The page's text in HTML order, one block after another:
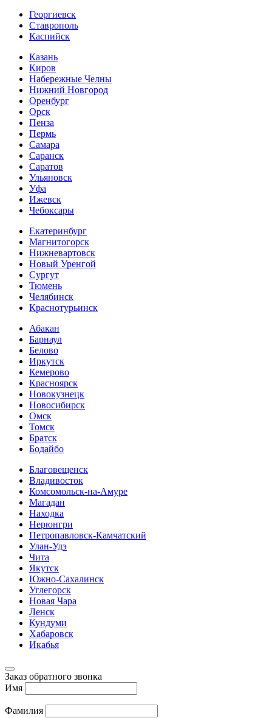
Георгиевск
Ставрополь
Каспийск
Казань
Киров
Набережные Челны
Нижний Новгород
Оренбург
Орск
Пенза
Пермь
Самара
Саранск
Саратов
Ульяновск
Уфа
Ижевск
Чебоксары
Екатеринбург
Магнитогорск
Нижневартовск
Новый Уренгой
Сургут
Тюмень
Челябинск
Краснотурьинск
Абакан
Барнаул
Белово
Иркутск
Кемерово
Красноярск
Новокузнецк
Новосибирск
Омск
Томск
Братск
Бодайбо
Благовещенск
Владивосток
Комсомольск-на-Амуре
Магадан
Находка
Нерюнгри
Петропавловск-Камчатский
Улан-Удэ
Чита
Якутск
Южно-Сахалинск
Углегорск
Новая Чара
Ленск
Кундуми
Хабаровск
Икабья
Заказ обратного звонка
Имя
Фамилия